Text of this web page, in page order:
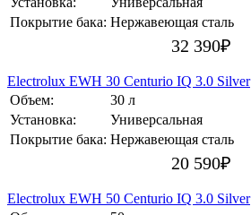
Покрытие бака: Нержавеющая сталь
32 390₽
Electrolux EWH 30 Centurio IQ 3.0 Silver
Объем:
30 л
Установка:
Универсальная
Покрытие бака: Нержавеющая сталь
20 590₽
Electrolux EWH 50 Centurio IQ 3.0 Silver